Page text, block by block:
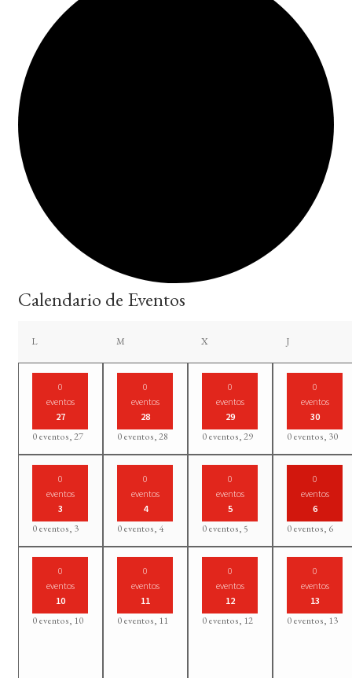
Calendario de Eventos
Llunes Mmartes Xmiércoles Jjueves
0
eventos
27
0 eventos,27
0
eventos
28
0 eventos,28
0
eventos
29
0 eventos,29
0
eventos
30
0 eventos, 30
0
eventos
3
0 eventos, 3
0
eventos
4
0 eventos, 4
0
eventos
5
0 eventos,5
0
eventos
6
0 eventos, 6
0
eventos
10
0 eventos, 10
0
eventos
11
0 eventos, 11
0
eventos
12
0 eventos, 12
0
eventos
13
0 eventos, 13